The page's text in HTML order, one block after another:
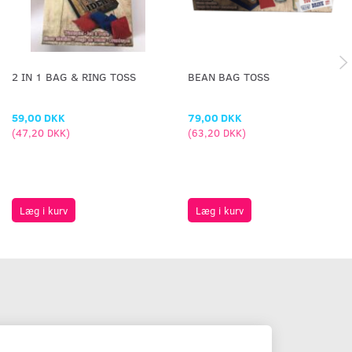
2 IN 1 BAG & RING TOSS
59,00 DKK
(47,20 DKK)
Læg i kurv
BEAN BAG TOSS
79,00 DKK
(63,20 DKK)
Læg i kurv